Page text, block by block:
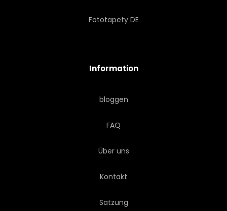
Fototapety DE
Information
bloggen
FAQ
Über uns
Kontakt
Satzung